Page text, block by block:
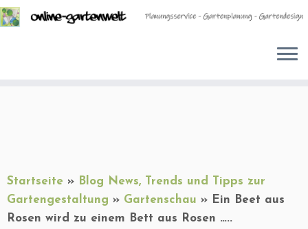
Startseite » Blog News, Trends und Tipps zur
Gartengestaltung » Gartenschau » Ein Beet aus
Rosen wird zu einem Bett aus Rosen …..